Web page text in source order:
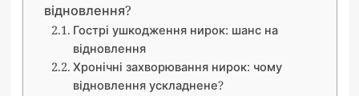
відновлення?
Гострі ушкодження нирок: шанс на
відновлення
Хронічні захворювання нирок: чому
відновлення ускладнене?